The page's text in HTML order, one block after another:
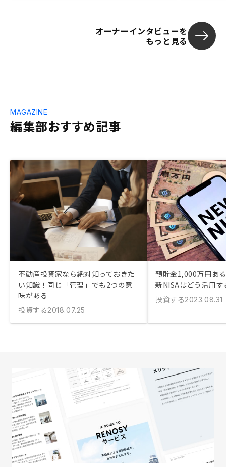
オーナーインタビューを
もっと見る
編集部おすすめ記事
MAGAZINE
不動産投資家なら絶対知っておきた
い知識！同じ「管理」でも2つの意
味がある
投資する2018.07.25
預貯金1,000万円あ
新NISAはどう活用す
投資する2023.08.31